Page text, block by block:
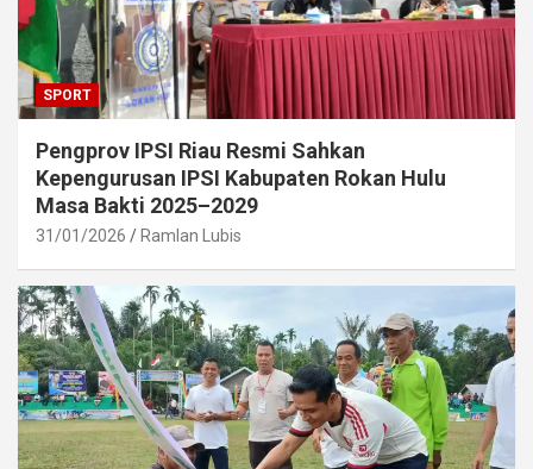
SPORT
Pengprov IPSI Riau Resmi Sahkan
Kepengurusan IPSI Kabupaten Rokan Hulu
Masa Bakti 2025–2029
31/01/2026 Ramlan Lubis